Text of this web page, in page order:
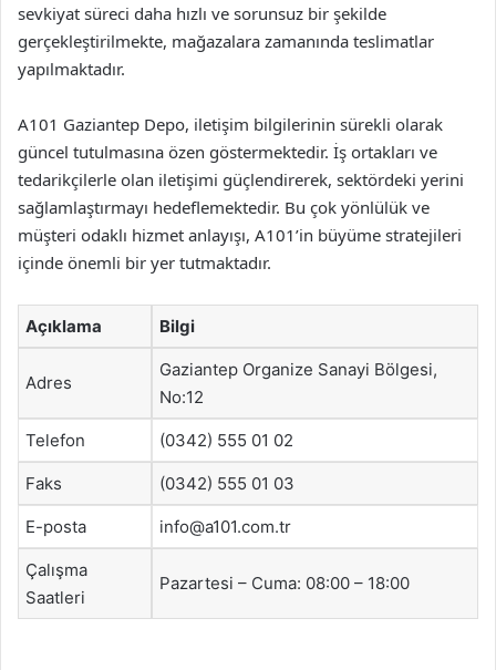
sevkiyat süreci daha hızlı ve sorunsuz bir şekilde
gerçekleştirilmekte, mağazalara zamanında teslimatlar
yapılmaktadır.
A101 Gaziantep Depo, iletişim bilgilerinin sürekli olarak
güncel tutulmasına özen göstermektedir. İş ortakları ve
tedarikçilerle olan iletişimi güçlendirerek, sektördeki yerini
sağlamlaştırmayı hedeflemektedir. Bu çok yönlülük ve
müşteri odaklı hizmet anlayışı, A101’in büyüme stratejileri
içinde önemli bir yer tutmaktadır.
Açıklama Bilgi
Adres
Gaziantep Organize Sanayi Bölgesi,
No:12
Telefon (0342) 555 01 02
Faks (0342) 555 01 03
E-posta info@a101.com.tr
Çalışma
Saatleri
Pazartesi – Cuma: 08:00 – 18:00